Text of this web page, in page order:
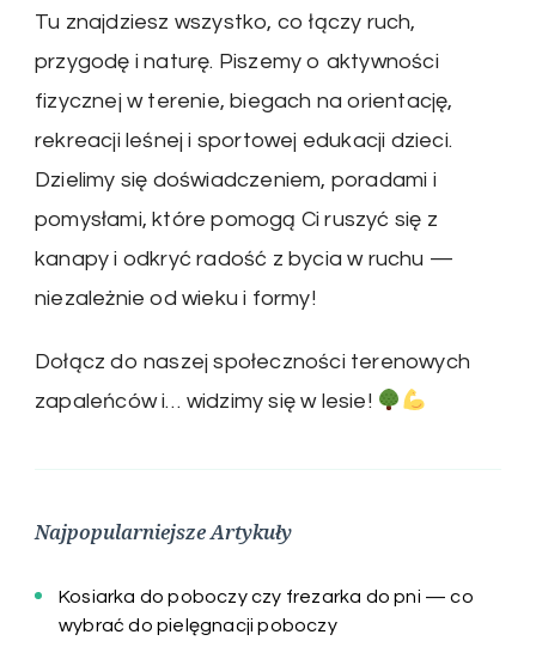
Tu znajdziesz wszystko, co łączy ruch,
przygodę i naturę. Piszemy o aktywności
fizycznej w terenie, biegach na orientację,
rekreacji leśnej i sportowej edukacji dzieci.
Dzielimy się doświadczeniem, poradami i
pomysłami, które pomogą Ci ruszyć się z
kanapy i odkryć radość z bycia w ruchu —
niezależnie od wieku i formy!
Dołącz do naszej społeczności terenowych
zapaleńców i… widzimy się w lesie!
Najpopularniejsze Artykuły
Kosiarka do poboczy czy frezarka do pni — co
wybrać do pielęgnacji poboczy